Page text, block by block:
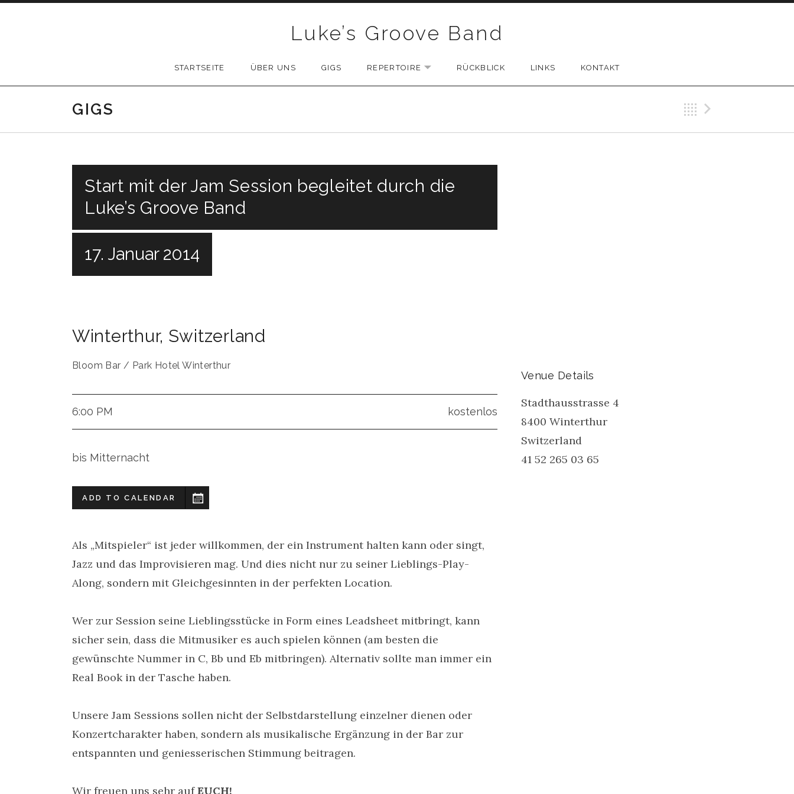
Luke’s Groove Band
STARTSEITE ÜBER UNS GIGS REPERTOIRE EXPAND SUBMENU
RÜCKBLICK LINKS KONTAKT
GIGS Back
Start mit der Jam Session begleitet durch die
Luke’s Groove Band
17. Januar 2014
Winterthur, Switzerland
Bloom Bar / Park Hotel Winterthur
6:00 PM kostenlos
bis Mitternacht
ADD TO CALENDAR
Als „Mitspieler“ ist jeder willkommen, der ein Instrument halten kann oder singt,
Jazz und das Improvisieren mag. Und dies nicht nur zu seiner Lieblings-Play-
Along, sondern mit Gleichgesinnten in der perfekten Location.
Wer zur Session seine Lieblingsstücke in Form eines Leadsheet mitbringt, kann
sicher sein, dass die Mitmusiker es auch spielen können (am besten die
gewünschte Nummer in C, Bb und Eb mitbringen). Alternativ sollte man immer ein
Real Book in der Tasche haben.
Unsere Jam Sessions sollen nicht der Selbstdarstellung einzelner dienen oder
Konzertcharakter haben, sondern als musikalische Ergänzung in der Bar zur
entspannten und geniesserischen Stimmung beitragen.
Wir freuen uns sehr aufEUCH!
Venue Details
Stadthausstrasse 4
8400 Winterthur
Switzerland
41 52 265 03 65